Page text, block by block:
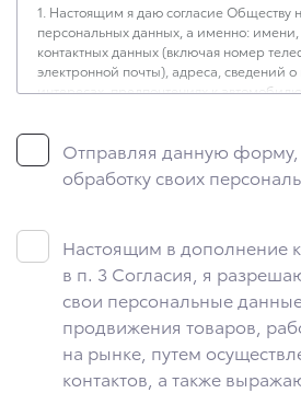
1. Настоящим я даю согласие Обществу
персональных данных, а именно:
контактных данных (включая номер
электронной почты), адреса, сведений о
интересах, предпочтениях к
системы устройства и модели
посетителя сайта, уникального
сайта, предпочтительного времени и
истории контактов.
следующие действия: сбор, запись,
накопление, хранение, уточнение
извлечение, использование, передача
доступ), блокирование, удаление,
данных. Общество обрабатывает
с использованием средств
3. Целью обработки персональных
Отправляя данную форму,
обработку своих
Настоящим в дополнение
в п. 3 Согласия, я
свои персональные
продвижения товаров,
на рынке, путем
контактов, а также